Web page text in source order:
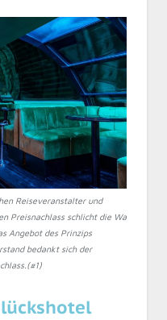
Reiseveranstalter und
Preisnachlass schlicht die Wahl
Angebot des Prinzips
bedankt sich der